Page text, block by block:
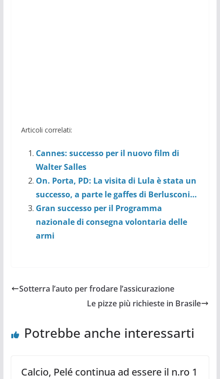
Articoli correlati:
Cannes: successo per il nuovo film di
Walter Salles
On. Porta, PD: La visita di Lula è stata un
successo, a parte le gaffes di Berlusconi…
Gran successo per il Programma
nazionale di consegna volontaria delle
armi
Sotterra l’auto per frodare l’assicurazione
Le pizze più richieste in Brasile
Potrebbe anche interessarti
Calcio, Pelé continua ad essere il n.ro 1